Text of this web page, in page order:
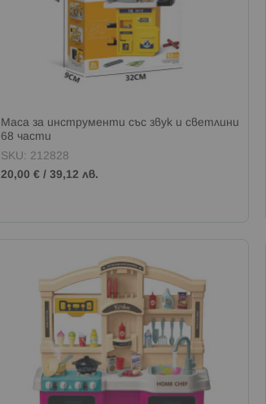
Маса за инструменти със звук и светлини
68 части
SKU: 212828
20,00 € / 39,12 лв.